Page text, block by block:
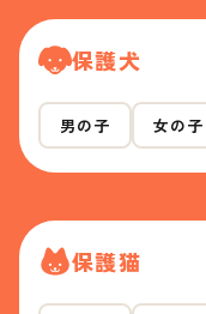
保護犬
男の子 女の子
保護猫